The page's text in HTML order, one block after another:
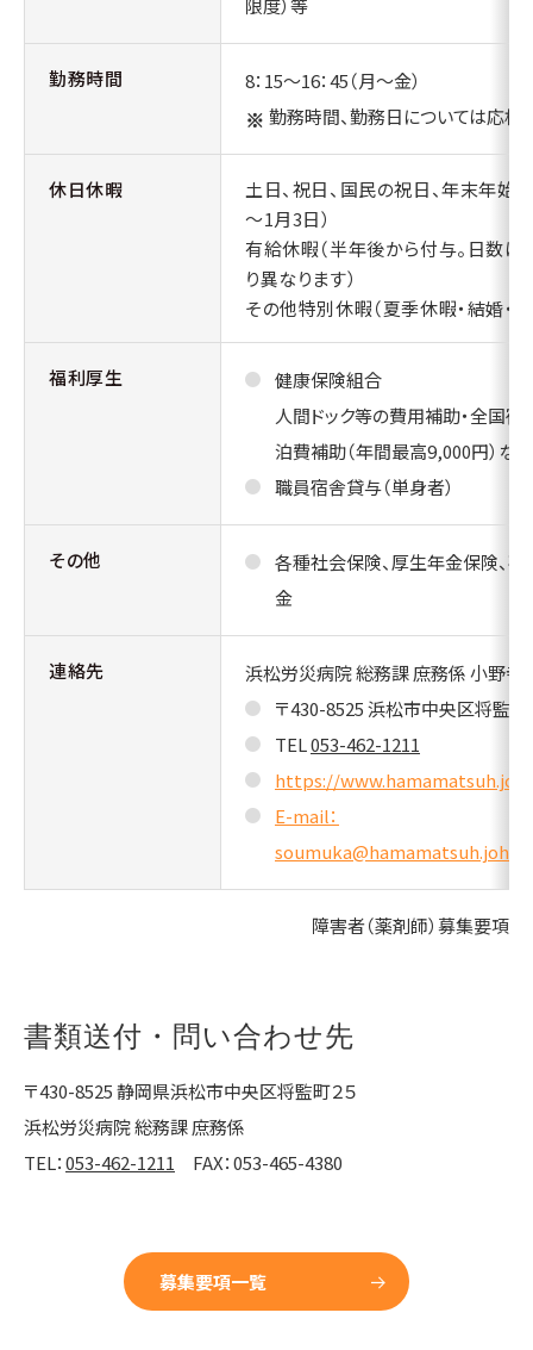
限度）等
勤務時間
8：15～16：45（月～金）
勤務時間、勤務日については応相
休日休暇
土日、祝日、国民の祝日、年末年始
～1月3日）
有給休暇（半年後から付与。日数は
り異なります）
その他特別休暇（夏季休暇・結婚・
福利厚生
健康保険組合
人間ドック等の費用補助・全国
泊費補助（年間最高9,000円）など
職員宿舎貸与（単身者）
その他
各種社会保険、厚生年金保険、
金
連絡先
浜松労災病院 総務課 庶務係 小野寺
〒430-8525 浜松市中央区将監町
TEL053-462-1211
https://
E-mail：
障害者（薬剤師）募集要項
書類送付・問い合わせ先
〒430-8525 静岡県浜松市中央区将監町２５
浜松労災病院 総務課 庶務係
TEL：053-462-1211 FAX：053-465-4380
募集要項一覧